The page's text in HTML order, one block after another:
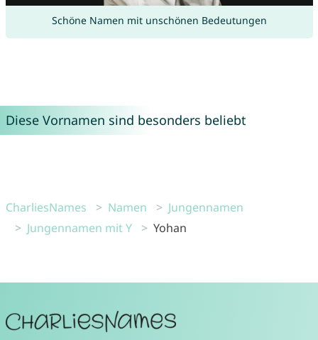
Schöne Namen mit unschönen Bedeutungen
Diese Vornamen sind besonders beliebt
CharliesNames Namen
Jungennamen
Jungennamen mit Y
Yohan